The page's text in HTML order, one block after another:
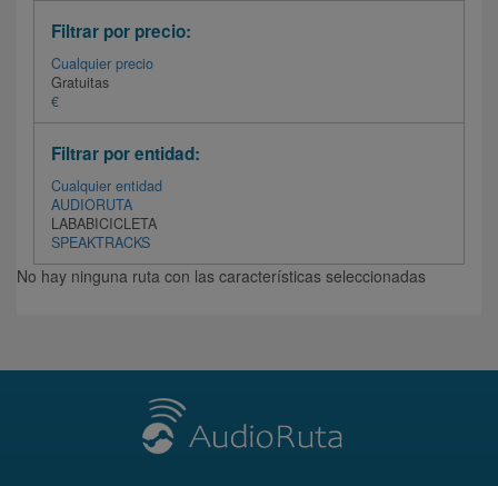
Filtrar por precio:
Cualquier precio
Gratuitas
€
Filtrar por entidad:
Cualquier entidad
AUDIORUTA
LABABICICLETA
SPEAKTRACKS
No hay ninguna ruta con las características seleccionadas